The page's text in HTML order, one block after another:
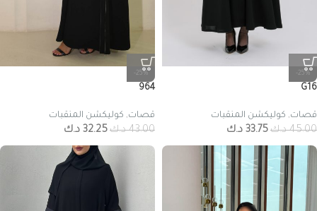
-25%
G16
قصات, كوليكشن المنقبات
45.00 د.ك33.75 د.ك
-25%
964
قصات, كوليكشن المنقبات
43.00 د.ك32.25 د.ك